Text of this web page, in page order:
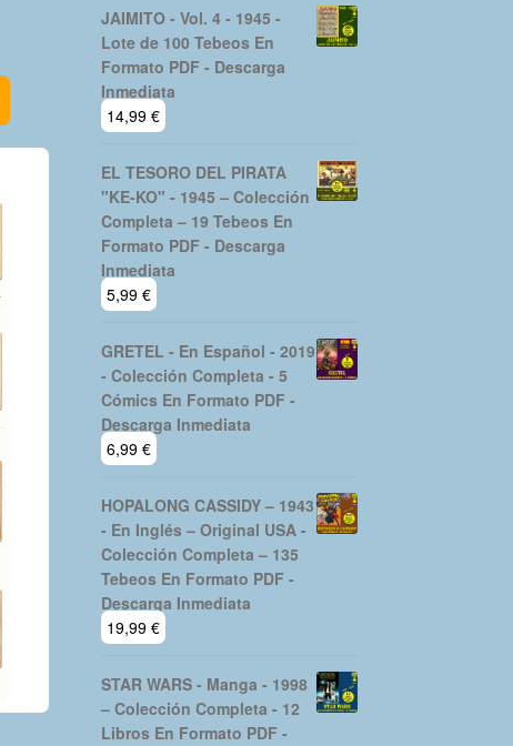
JAIMITO - Vol. 4 - 1945 -
Lote de 100 Tebeos En
Formato PDF - Descarga
Inmediata
14,99 €
EL TESORO DEL PIRATA
"KE-KO" - 1945 – Colección
Completa – 19 Tebeos En
Formato PDF - Descarga
Inmediata
5,99 €
GRETEL - En Español - 2019
- Colección Completa - 5
Cómics En Formato PDF -
Descarga Inmediata
6,99 €
HOPALONG CASSIDY – 1943
- En Inglés – Original USA -
Colección Completa – 135
Tebeos En Formato PDF -
Descarga Inmediata
19,99 €
STAR WARS - Manga - 1998
– Colección Completa - 12
Libros En Formato PDF -